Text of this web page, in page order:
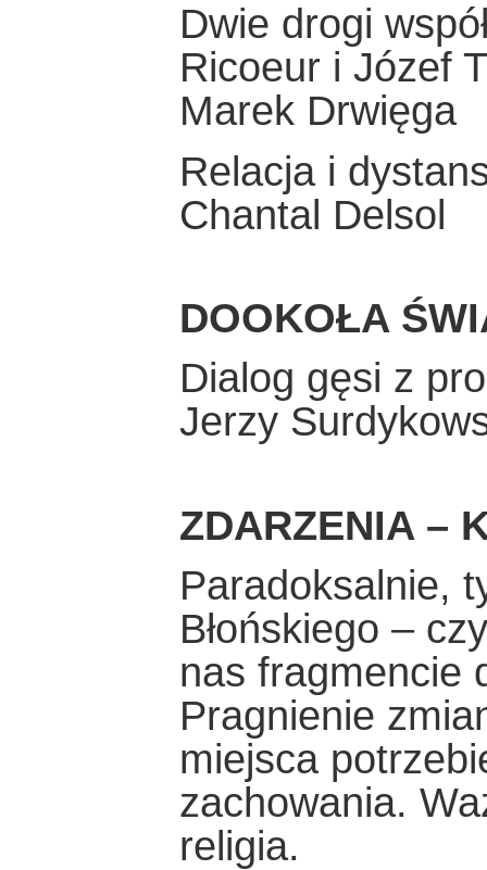
Dwie drogi
Ricoeur i Józef
Marek Drwięga
Relacja i
Chantal Delsol
DOOKOŁA
Dialog gęsi z
Jerzy
ZDARZENIA –
Paradoksalnie,
Błońskiego –
nas fragmencie
Pragnienie
miejsca
zachowania.
religia.